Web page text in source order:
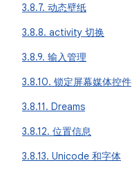
3.8.7. 动态壁纸
3.8.8. activity 切换
3.8.9. 输入管理
3.8.10. 锁定屏幕媒体控件
3.8.11. Dreams
3.8.12. 位置信息
3.8.13. Unicode 和字体